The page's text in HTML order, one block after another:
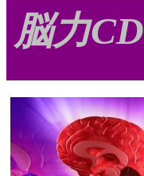
脳力CD